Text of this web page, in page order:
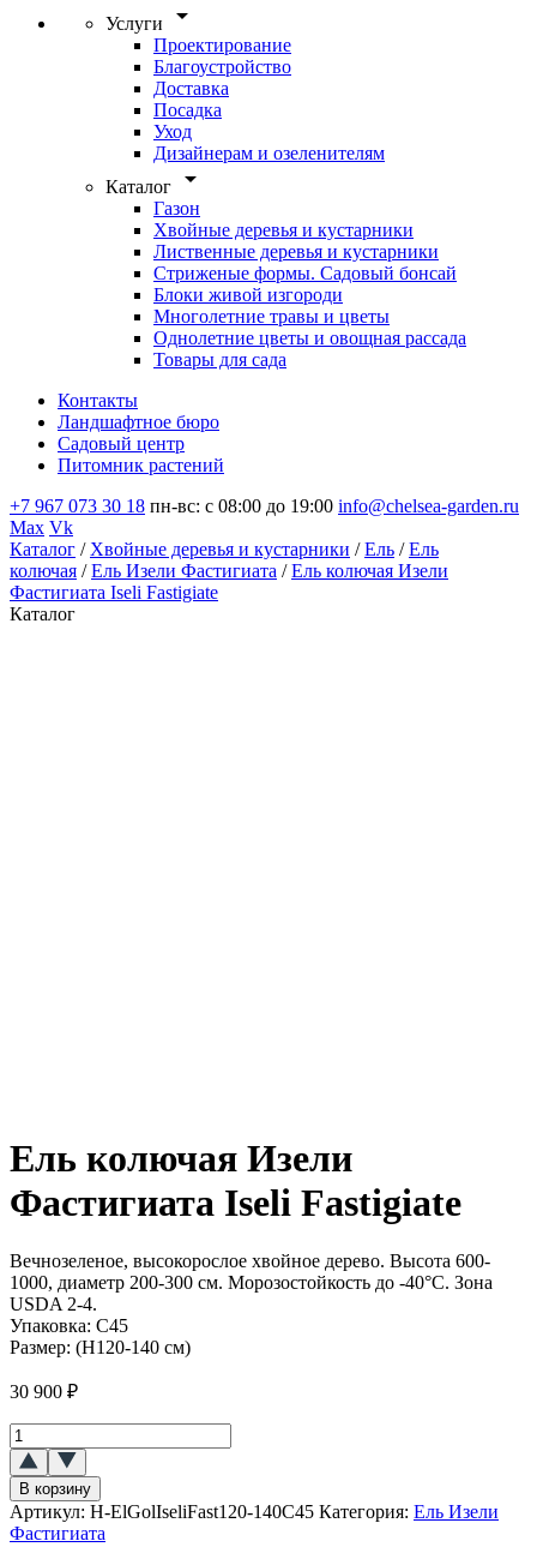
Услуги arrow_drop_down
Проектирование
Благоустройство
Доставка
Посадка
Уход
Дизайнерам и озеленителям
Каталог
arrow_drop_down
Газон
Хвойные деревья и кустарники
Лиственные деревья и кустарники
Стриженые формы. Садовый бонсай
Блоки живой изгороди
Многолетние травы и цветы
Однолетние цветы и овощная рассада
Товары для сада
Контакты
Ландшафтное бюро
Садовый центр
Питомник растений
+7 967 073 30 18 пн-вс: с 08:00 до 19:00 info@chelsea-garden.ru
Max Vk
Каталог / Хвойные деревья и кустарники /Ель /Ель
колючая /Ель Изели Фастигиата /Ель колючая Изели
Фастигиата Iseli Fastigiate
Каталог
Ель колючая Изели
Фастигиата Iseli Fastigiate
Вечнозеленое, высокорослое хвойное дерево. Высота 600-
1000, диаметр 200-300 см. Морозостойкость до -40°C. Зона
USDA 2-4.
Упаковка: С45
Размер: (Н120-140 см)
30 900 ₽
Количество
товара
Ель
колючая
Изели
Фастигиата
В корзину
Артикул: H-ElGolIseliFast120-140C45 Категория: Ель Изели
Фастигиата